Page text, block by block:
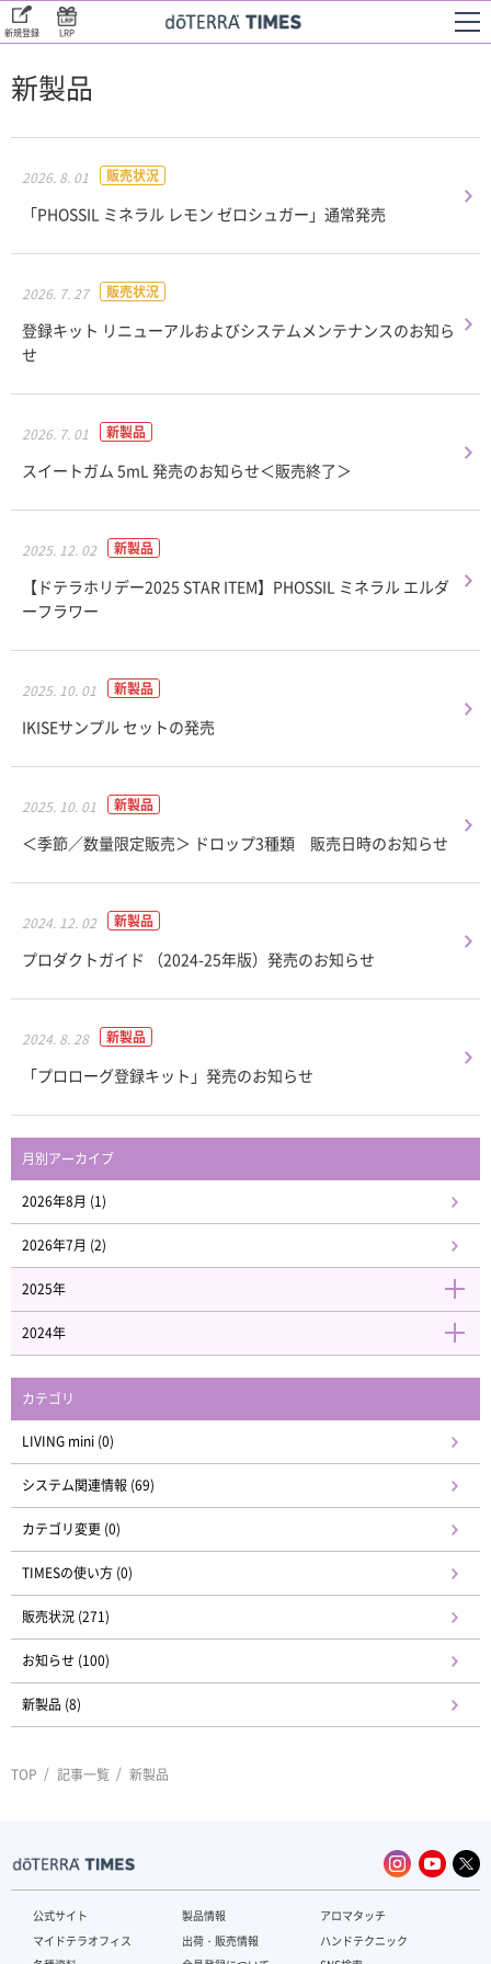
LRP
新規登録
新製品
2026. 8. 01 販売状況
「PHOSSIL ミネラル レモン ゼロシュガー」通常発売
2026. 7. 27 販売状況
登録キット リニューアルおよびシステムメンテナンスのお知ら
せ
2026. 7. 01 新製品
スイートガム 5mL 発売のお知らせ＜販売終了＞
2025. 12. 02 新製品
【ドテラホリデー2025 STAR ITEM】PHOSSIL ミネラル エルダ
ーフラワー
2025. 10. 01 新製品
IKISEサンプル セットの発売
2025. 10. 01 新製品
＜季節／数量限定販売＞ ドロップ3種類 販売日時のお知らせ
2024. 12. 02 新製品
プロダクトガイド （2024-25年版）発売のお知らせ
2024. 8. 28 新製品
「プロローグ登録キット」発売のお知らせ
月別アーカイブ
2026年8月 (1)
2026年7月 (2)
2025年
2024年
カテゴリ
LIVING mini (0)
システム関連情報 (69)
カテゴリ変更 (0)
TIMESの使い方 (0)
販売状況 (271)
お知らせ (100)
新製品 (8)
TOP 記事一覧 新製品
公式サイト
マイドテラオフィス
製品情報
出荷・販売情報
アロマタッチ
ハンドテクニック